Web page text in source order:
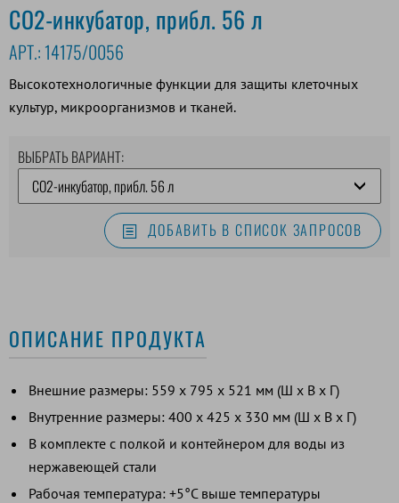
CO2-инкубатор, прибл. 56 л
АРТ.: 14175/0056
Высокотехнологичные функции для защиты клеточных
культур, микроорганизмов и тканей.
ВЫБРАТЬ ВАРИАНТ:
ДОБАВИТЬ В СПИСОК ЗАПРОСОВ
ОПИСАНИЕ ПРОДУКТА
Внешние размеры: 559 x 795 x 521 мм (Ш x В x Г)
Внутренние размеры: 400 x 425 x 330 мм (Ш x В x Г)
В комплекте с полкой и контейнером для воды из
нержавеющей стали
Рабочая температура: +5°C выше температуры